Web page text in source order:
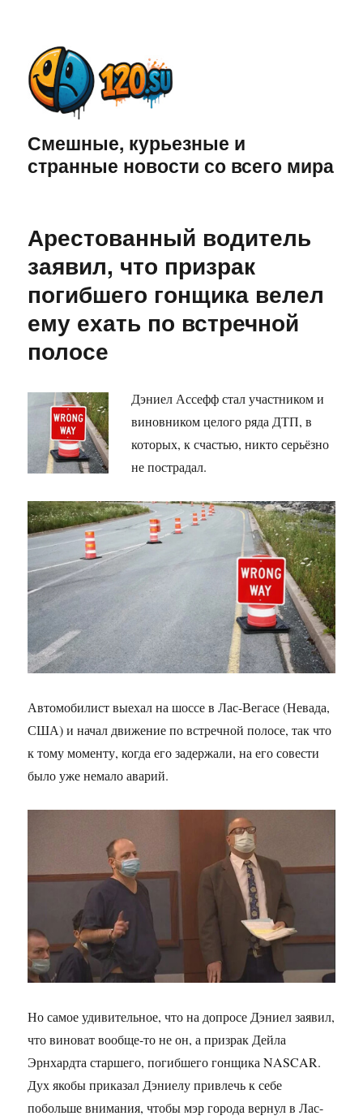
Смешные, курьезные и
странные новости со всего мира
Арестованный водитель
заявил, что призрак
погибшего гонщика велел
ему ехать по встречной
полосе
Дэниел Ассефф стал участником и
виновником целого ряда ДТП, в
которых, к счастью, никто серьёзно
не пострадал.
Автомобилист выехал на шоссе в Лас-Вегасе (Невада,
США) и начал движение по встречной полосе, так что
к тому моменту, когда его задержали, на его совести
было уже немало аварий.
Но самое удивительное, что на допросе Дэниел заявил,
что виноват вообще-то не он, а призрак Дейла
Эрнхардта старшего, погибшего гонщика NASCAR.
Дух якобы приказал Дэниелу привлечь к себе
побольше внимания, чтобы мэр города вернул в Лас-